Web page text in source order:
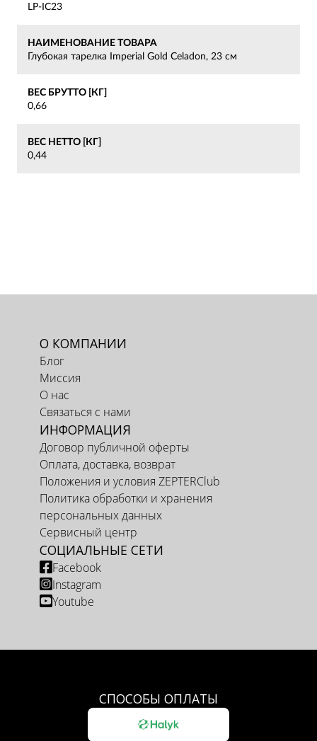
LP-IC23
НАИМЕНОВАНИЕ ТОВАРА
Глубокая тарелка Imperial Gold Celadon, 23 см
ВЕС БРУТТО [КГ]
0,66
ВЕС НЕТТО [КГ]
0,44
О КОМПАНИИ
Блог
Миссия
О нас
Связаться с нами
ИНФОРМАЦИЯ
Договор публичной оферты
Оплата, доставка, возврат
Положения и условия ZEPTERClub
Политика обработки и хранения
персональных данных
Сервисный центр
СОЦИАЛЬНЫЕ СЕТИ
Facebook
Instagram
Youtube
СПОСОБЫ ОПЛАТЫ